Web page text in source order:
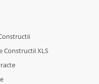
Constructii XLS